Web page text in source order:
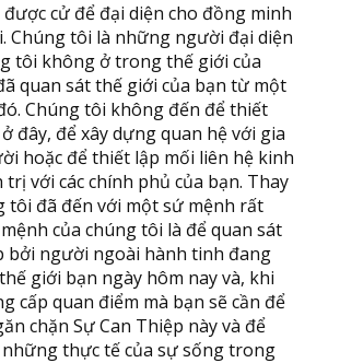
cử để đại diện cho đồng minh
Chúng tôi là những người đại diện
tôi không ở trong thế giới của
quan sát thế giới của bạn từ một
Chúng tôi không đến để thiết
đây, để xây dựng quan hệ với gia
hoặc để thiết lập mối liên hệ kinh
trị với các chính phủ của bạn. Thay
tôi đã đến với một sứ mệnh rất
của chúng tôi là để quan sát
bởi người ngoài hành tinh đang
giới bạn ngày hôm nay và, khi
cấp quan điểm mà bạn sẽ cần để
chặn Sự Can Thiệp này và để
thực tế của sự sống trong